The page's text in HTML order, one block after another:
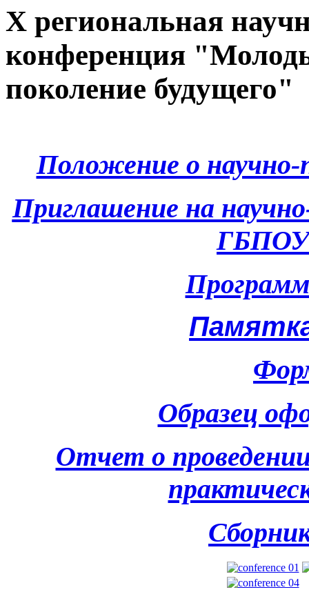
X региональная
конференция
поколение будущего"
Положение о научно-
Приглашение на
Образец
Отчет о